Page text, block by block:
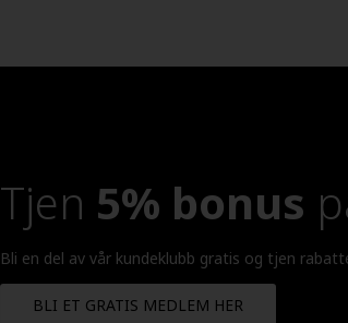
Tjen 5% bonus
Bli en del av vår kundeklubb gratis og tjen
BLI ET GRATIS MEDLEM HER